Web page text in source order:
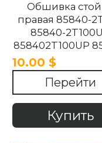
Обшивка
правая 85840-
85840-
858402T100UP
2T100UP KIA
2011-2018
10.00 $
Перейти
Купить